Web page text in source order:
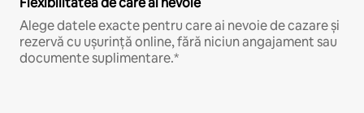
Alege datele exacte pentru care ai nevoie de cazare și
rezervă cu ușurință online, fără niciun angajament sau
documente suplimentare.*